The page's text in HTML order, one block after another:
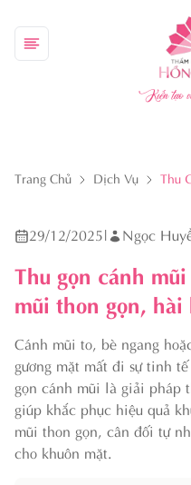
Kiến tạo vẻ
Trang Chủ Dịch Vụ Thu
29/12/2025| Ngọc
Thu gọn cánh
mũi thon gọn, hài
Cánh mũi to, bè ngang
gương mặt mất đi sự tinh
gọn cánh mũi là giải pháp
giúp khắc phục hiệu quả
mũi thon gọn, cân đối tự
cho khuôn mặt.